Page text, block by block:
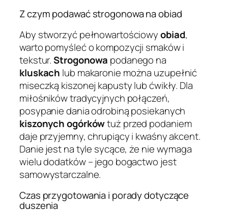
Z czym podawać strogonowa na obiad
Aby stworzyć pełnowartościowyobiad,
warto pomyśleć o kompozycji smaków i
tekstur.Strogonowa podanego na
kluskach lub makaronie można uzupełnić
miseczką kiszonej kapusty lub ćwikły. Dla
miłośników tradycyjnych połączeń,
posypanie dania odrobiną posiekanych
kiszonych ogórkówtuż przed podaniem
daje przyjemny, chrupiący i kwaśny akcent.
Danie jest na tyle sycące, że nie wymaga
wielu dodatków – jego bogactwo jest
samowystarczalne.
Czas przygotowania i porady dotyczące
duszenia